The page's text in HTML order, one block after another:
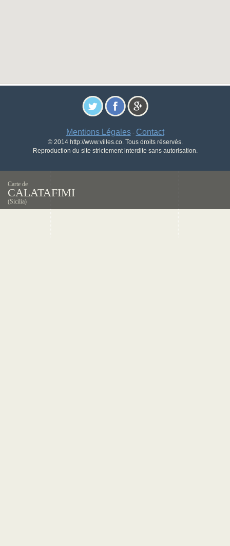
Mentions Légales- Contact
© 2014 http://www.villes.co. Tous droits réservés.
Reproduction du site strictement interdite sans autorisation.
Carte de
CALATAFIMI
(Sicilia)